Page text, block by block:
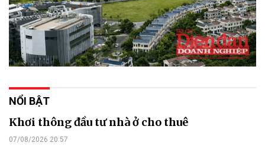
NỔI BẬT
Khơi thông đầu tư nhà ở cho thuê
07/08/2026 20:57